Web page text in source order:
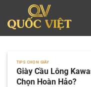
nội
dung
TIPS CHỌN GIÀY
Giày Cầu Lông
Chọn Hoàn Hảo?